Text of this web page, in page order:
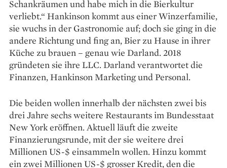
Schankräumen und habe mich in die Bier­kultur
verliebt.“ Hankinson kommt aus einer Winzerfamilie,
sie wuchs in der Gastronomie auf; doch sie ging in die
andere Richtung und fing an, Bier zu Hause in ihrer
Küche zu brauen – genau wie Darland. 2018
gründeten sie ihre LLC. Darland verantwortet die
Finanzen, Hankinson Marketing und Personal.
Die beiden wollen innerhalb der nächsten zwei bis
drei Jahre sechs weitere Restaurants im Bundesstaat
New York eröffnen. Aktuell läuft die zweite
Finanzierungsrunde, mit der sie weitere drei
Millionen US-$ einsammeln wollen. Hinzu kommt
ein zwei Millionen US-$ grosser Kredit, den die